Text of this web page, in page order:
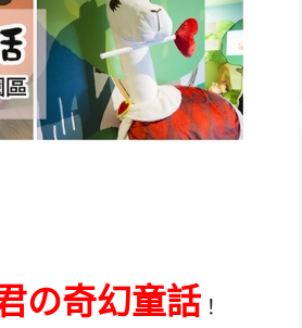
の奇幻童話 ！